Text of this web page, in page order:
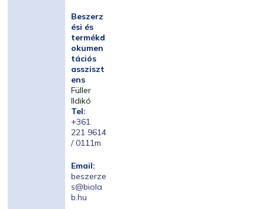
Beszerz
ési és
termékd
okumen
tációs
assziszt
ens
Füller
Ildikó
Tel:
+361
221 9614
/ 0111m
Email:
beszerze
s@biola
b.hu